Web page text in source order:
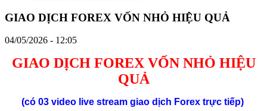
GIAO DỊCH FOREX VỐN NHỎ HIỆU QUẢ
04/05/2026 - 12:05
GIAO DỊCH FOREX VỐN NHỎ HIỆU
QUẢ
(có 03 video live stream giao dịch Forextrực tiếp)